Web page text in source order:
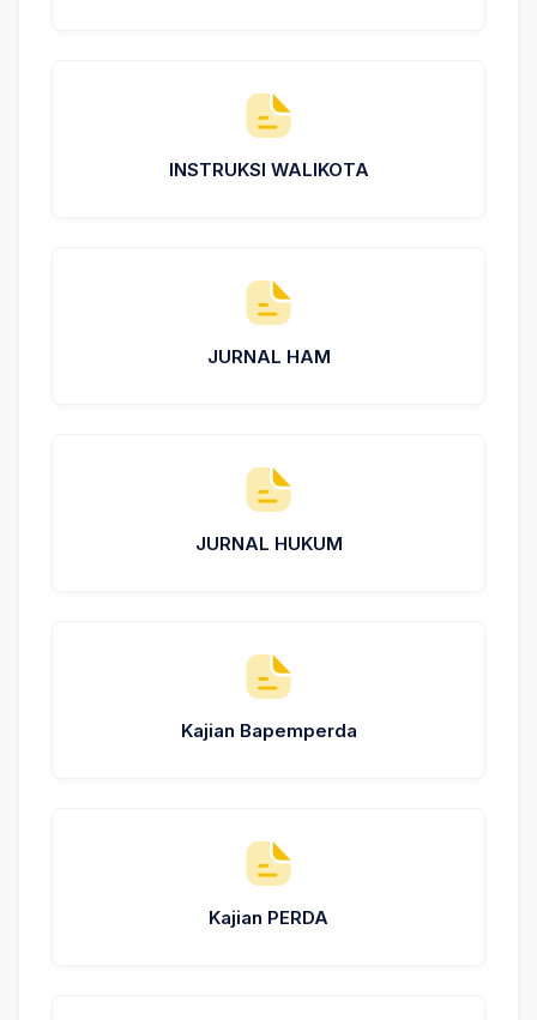
INSTRUKSI WALIKOTA
JURNAL HAM
JURNAL HUKUM
Kajian Bapemperda
Kajian PERDA